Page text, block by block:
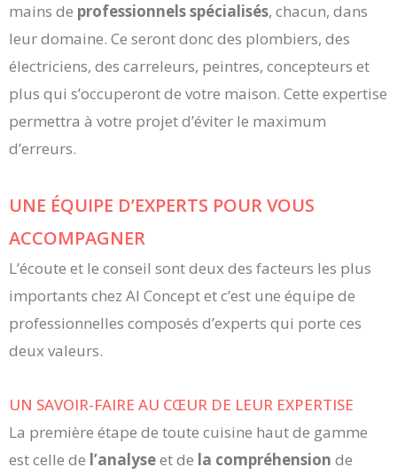
mains de professionnels spécialisés, chacun, dans
leur domaine. Ce seront donc des plombiers, des
électriciens, des carreleurs, peintres, concepteurs et
plus qui s’occuperont de votre maison. Cette expertise
permettra à votre projet d’éviter le maximum
d’erreurs.
UNE ÉQUIPE D’EXPERTS POUR VOUS
ACCOMPAGNER
L’écoute et le conseil sont deux des facteurs les plus
importants chez AI Concept et c’est une équipe de
professionnelles composés d’experts qui porte ces
deux valeurs.
UN SAVOIR-FAIRE AU CŒUR DE LEUR EXPERTISE
La première étape de toute cuisine haut de gamme
est celle de l’analyseet de la compréhension de